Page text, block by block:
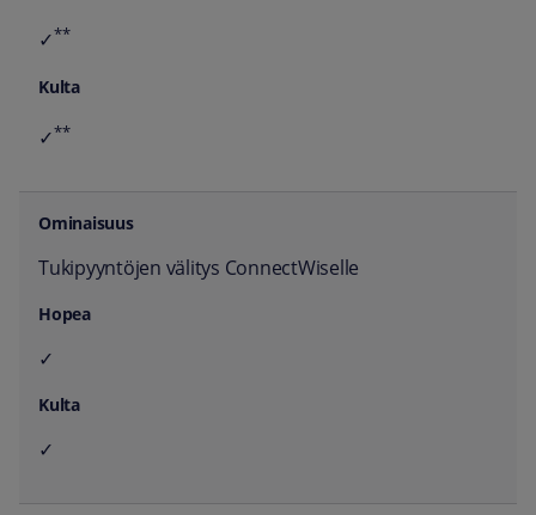
✓**
✓**
Tukipyyntöjen välitys ConnectWiselle
✓
✓